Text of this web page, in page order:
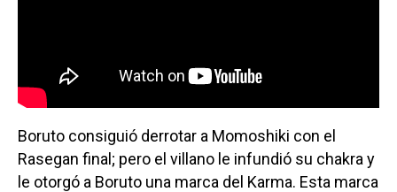
Boruto consiguió derrotar a Momoshiki con el
Rasegan final; pero el villano le infundió su chakra y
le otorgó a Boruto una marca del Karma. Esta marca